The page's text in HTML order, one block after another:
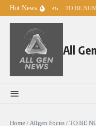
Skip to content
Hot News ศธ. – TO BE
All
Home /Allgen Focus / TO BE